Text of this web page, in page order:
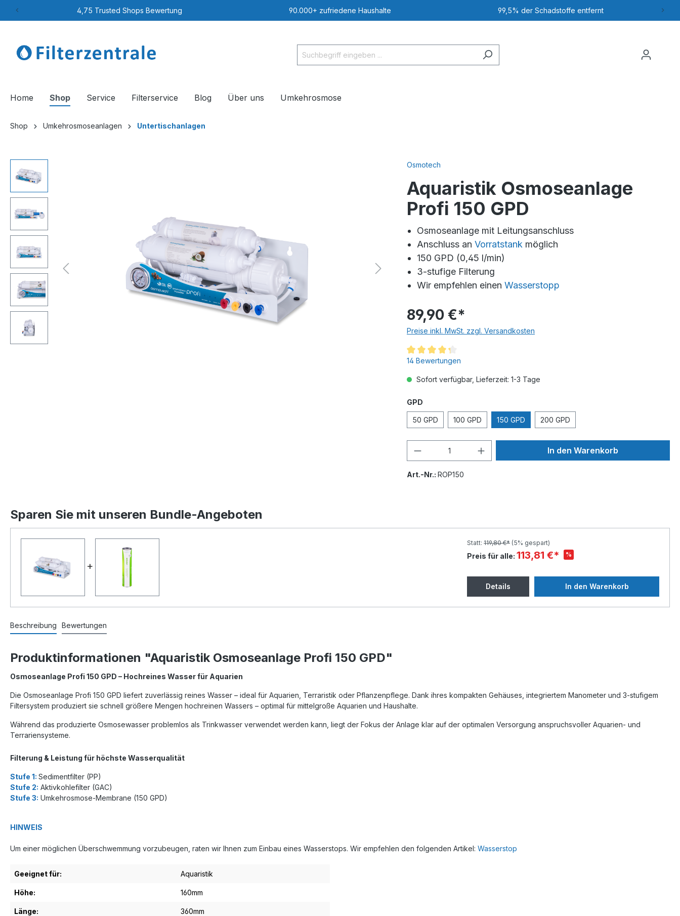
4,75 Trusted Shops Bewertung 90.000+ zufriedene Haushalte 99,5% der Schadstoffe entfernt
Home Shop Service Filterservice Blog Über uns Umkehrosmose
Shop Umkehrosmoseanlagen Untertischanlagen
Osmotech
Aquaristik Osmoseanlage
Profi 150 GPD
Osmoseanlage mit Leitungsanschluss
Anschluss an Vorratstank möglich
150 GPD (0,45 l/min)
3-stufige Filterung
Wir empfehlen einen Wasserstopp
89,90 €*
Preise inkl. MwSt. zzgl. Versandkosten
14 Bewertungen
Sofort verfügbar, Lieferzeit: 1-3 Tage
GPD
50 GPD 100 GPD 150 GPD 200 GPD
In den Warenkorb
Art.-Nr.: ROP150
Sparen Sie mit unseren Bundle-Angeboten
+
Statt: 119,80 €* (5% gespart)
Preis für alle: 113,81 €* %
Details In den Warenkorb
Beschreibung Bewertungen
Produktinformationen "Aquaristik Osmoseanlage Profi 150 GPD"
Osmoseanlage Profi 150 GPD – Hochreines Wasser für Aquarien
Die Osmoseanlage Profi 150 GPD liefert zuverlässig reines Wasser – ideal für Aquarien, Terraristik oder Pflanzenpflege. Dank ihres kompakten Gehäuses, integriertem Manometer und 3-stufigem
Filtersystem produziert sie schnell größere Mengen hochreinen Wassers – optimal für mittelgroße Aquarien und Haushalte.
Während das produzierte Osmosewasser problemlos als Trinkwasser verwendet werden kann, liegt der Fokus der Anlage klar auf der optimalen Versorgung anspruchsvoller Aquarien- und
Terrariensysteme.
Filterung & Leistung für höchste Wasserqualität
Stufe 1: Sedimentfilter (PP)
Stufe 2: Aktivkohlefilter (GAC)
Stufe 3: Umkehrosmose-Membrane (150 GPD)
HINWEIS
Um einer möglichen Überschwemmung vorzubeugen, raten wir Ihnen zum Einbau eines Wasserstops. Wir empfehlen den folgenden Artikel: Wasserstop
Geeignet für: Aquaristik
Höhe: 160mm
Länge: 360mm